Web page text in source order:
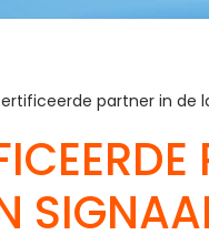
partner in de